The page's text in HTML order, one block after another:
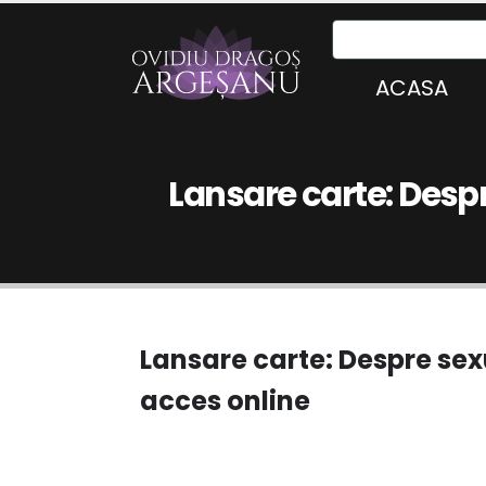
ACASA
Lansare carte:
Lansare carte: Despre
acces online